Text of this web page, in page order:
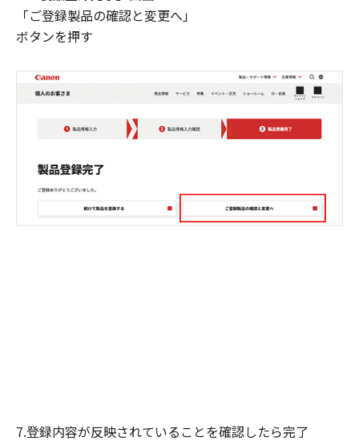
「ご登録製品の確認と変更へ」
ボタンを押す
7.登録内容が反映されていることを確認したら完了